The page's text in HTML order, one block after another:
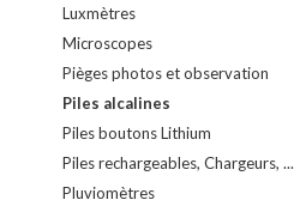
Luxmètres
Microscopes
Pièges photos et observation
Piles alcalines
Piles boutons Lithium
Piles rechargeables, Chargeurs, ...
Pluviomètres